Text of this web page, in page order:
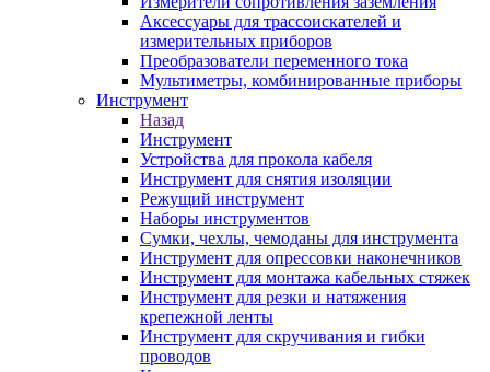
Аксессуары для трассоискателей и
измерительных приборов
Преобразователи переменного тока
Мультиметры, комбинированные приборы
Инструмент
Назад
Инструмент
Устройства для прокола кабеля
Инструмент для снятия изоляции
Режущий инструмент
Наборы инструментов
Сумки, чехлы, чемоданы для инструмента
Инструмент для опрессовки наконечников
Инструмент для монтажа кабельных стяжек
Инструмент для резки и натяжения
крепежной ленты
Инструмент для скручивания и гибки
проводов